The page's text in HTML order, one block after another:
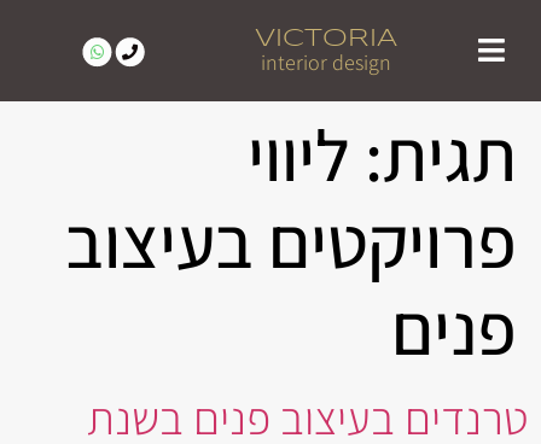
VICTORIA
interior design
תגית: ליווי
פרויקטים בעיצוב
פנים
טרנדים בעיצוב פנים בשנת